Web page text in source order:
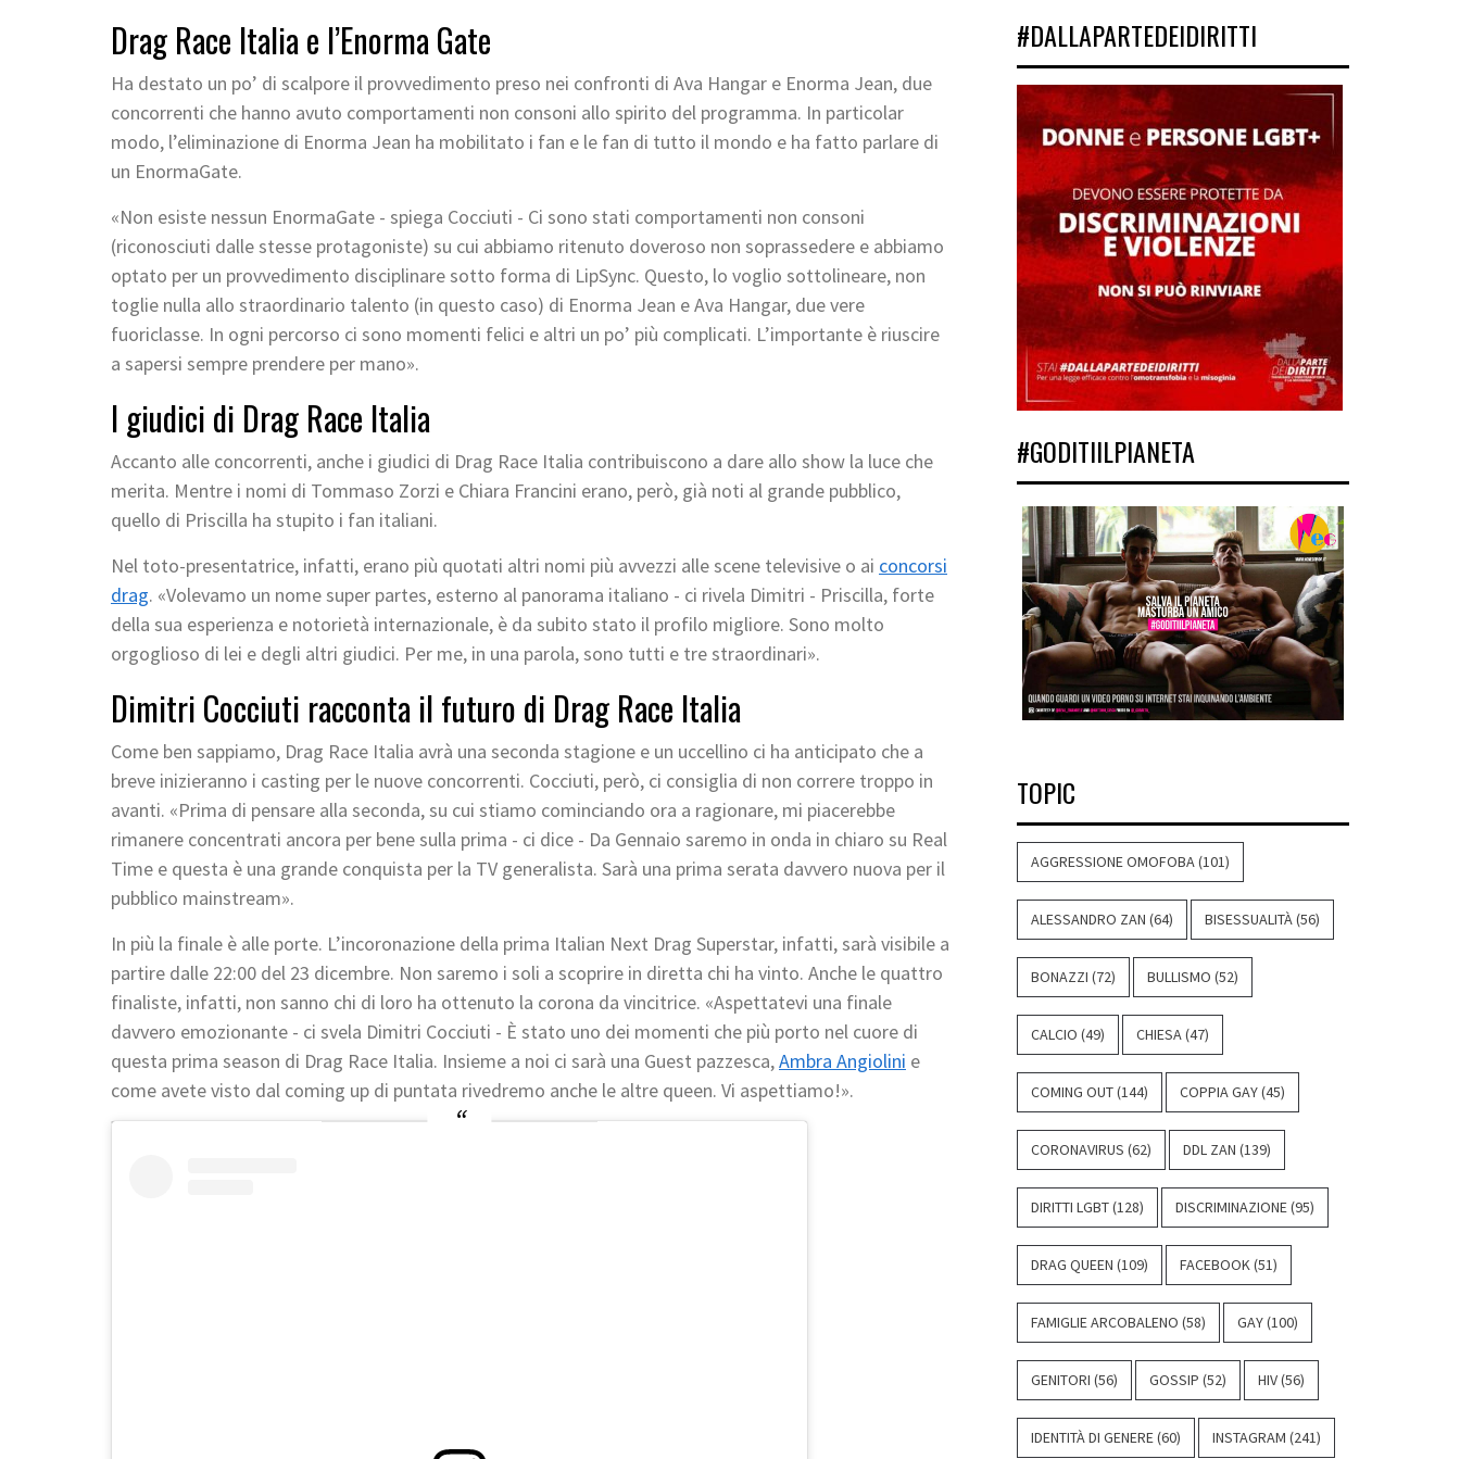
Drag Race Italia e l’Enorma Gate
Ha destato un po’ di scalpore il provvedimento preso nei confronti di Ava Hangar e Enorma Jean, due
concorrenti che hanno avuto comportamenti non consoni allo spirito del programma. In particolar
modo, l’eliminazione di Enorma Jean ha mobilitato i fan e le fan di tutto il mondo e ha fatto parlare di
un EnormaGate.
«Non esiste nessun EnormaGate - spiega Cocciuti - Ci sono stati comportamenti non consoni
(riconosciuti dalle stesse protagoniste) su cui abbiamo ritenuto doveroso non soprassedere e abbiamo
optato per un provvedimento disciplinare sotto forma di LipSync. Questo, lo voglio sottolineare, non
toglie nulla allo straordinario talento (in questo caso) di Enorma Jean e Ava Hangar, due vere
fuoriclasse. In ogni percorso ci sono momenti felici e altri un po’ più complicati. L’importante è riuscire
a sapersi sempre prendere per mano».
I giudici di Drag Race Italia
Accanto alle concorrenti, anche i giudici di Drag Race Italia contribuiscono a dare allo show la luce che
merita. Mentre i nomi di Tommaso Zorzi e Chiara Francini erano, però, già noti al grande pubblico,
quello di Priscilla ha stupito i fan italiani.
Nel toto-presentatrice, infatti, erano più quotati altri nomi più avvezzi alle scene televisive o ai concorsi
drag. «Volevamo un nome super partes, esterno al panorama italiano - ci rivela Dimitri - Priscilla, forte
della sua esperienza e notorietà internazionale, è da subito stato il profilo migliore. Sono molto
orgoglioso di lei e degli altri giudici. Per me, in una parola, sono tutti e tre straordinari».
Dimitri Cocciuti racconta il futuro di Drag Race Italia
Come ben sappiamo, Drag Race Italia avrà una seconda stagione e un uccellino ci ha anticipato che a
breve inizieranno i casting per le nuove concorrenti. Cocciuti, però, ci consiglia di non correre troppo in
avanti. «Prima di pensare alla seconda, su cui stiamo cominciando ora a ragionare, mi piacerebbe
rimanere concentrati ancora per bene sulla prima - ci dice - Da Gennaio saremo in onda in chiaro su Real
Time e questa è una grande conquista per la TV generalista. Sarà una prima serata davvero nuova per il
pubblico mainstream».
In più la finale è alle porte. L’incoronazione della prima Italian Next Drag Superstar, infatti, sarà visibile a
partire dalle 22:00 del 23 dicembre. Non saremo i soli a scoprire in diretta chi ha vinto. Anche le quattro
finaliste, infatti, non sanno chi di loro ha ottenuto la corona da vincitrice. «Aspettatevi una finale
davvero emozionante - ci svela Dimitri Cocciuti - È stato uno dei momenti che più porto nel cuore di
questa prima season di Drag Race Italia. Insieme a noi ci sarà una Guest pazzesca,Ambra Angiolini e
come avete visto dal coming up di puntata rivedremo anche le altre queen. Vi aspettiamo!».
#DALLAPARTEDEIDIRITTI
#GODITIILPIANETA
TOPIC
AGGRESSIONE OMOFOBA (101)
ALESSANDRO ZAN (64) BISESSUALITÀ (56)
BONAZZI (72) BULLISMO (52)
CALCIO (49) CHIESA (47)
COMING OUT(144) COPPIA GAY(45)
CORONAVIRUS (62) DDL ZAN (139)
DIRITTI LGBT(128) DISCRIMINAZIONE (95)
DRAG QUEEN (109) FACEBOOK (51)
FAMIGLIE ARCOBALENO (58) GAY(100)
GENITORI (56) GOSSIP (52) HIV(56)
IDENTITÀ DI GENERE (60) INSTAGRAM (241)